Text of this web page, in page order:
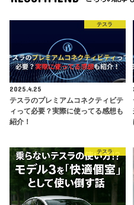
テスラ
2025.4.25
テスラのプレミアムコネクティビテ
ィって必要？実際に使ってる感想も
紹介！
テスラ